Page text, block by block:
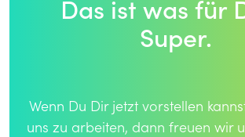
Das ist was für
Super.
Wenn Du Dir jetzt vorstellen
uns zu arbeiten, dann freuen wir